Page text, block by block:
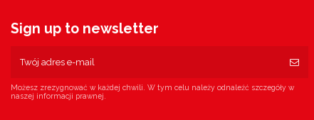
Sign up to newsletter
Możesz zrezygnować w każdej chwili. W tym celu należy odnaleźć szczegóły w
naszej informacji prawnej.